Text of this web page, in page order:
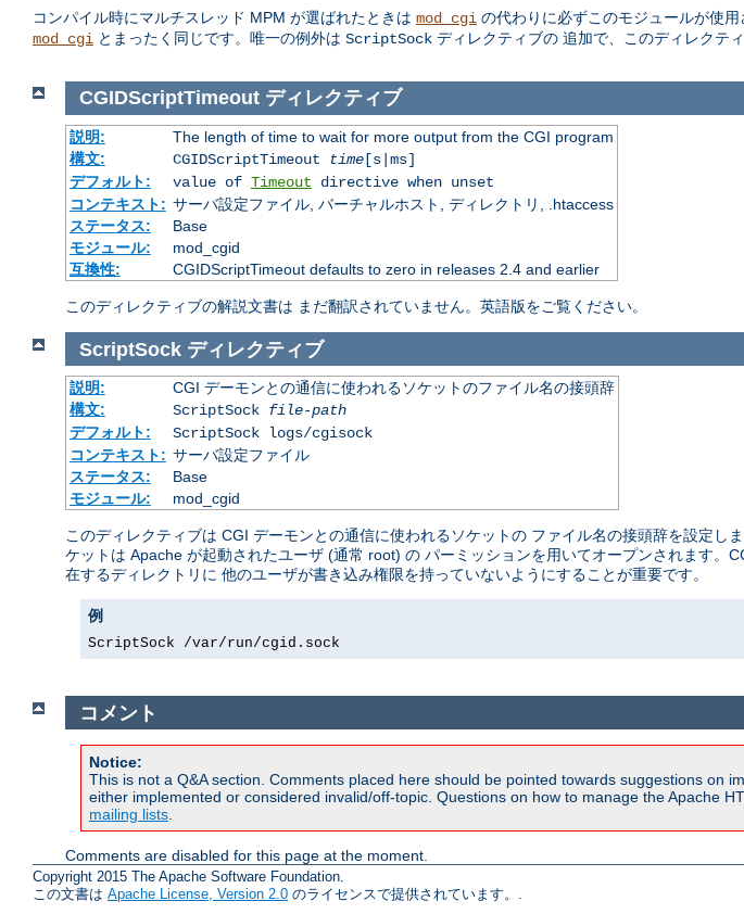
コンパイル時にマルチスレッド MPM が選ばれたときは mod_cgi の代わりに必ずこのモジュールが使
mod_cgi とまったく同じです。唯一の例外は ScriptSock ディレクティブの 追加で、このディレクテ
CGIDScriptTimeout ディレクティブ
説明:
The length of time to wait for more output from the CGI program
構文:
CGIDScriptTimeout time[s|ms]
デフォルト:
value of Timeout directive when unset
コンテキスト: サーバ設定ファイル, バーチャルホスト, ディレクトリ, .htaccess
ステータス:
Base
モジュール:
mod_cgid
互換性:
CGIDScriptTimeout defaults to zero in releases 2.4 and earlier
このディレクティブの解説文書は まだ翻訳されていません。英語版をご覧ください。
ScriptSock ディレクティブ
説明:
CGI デーモンとの通信に使われるソケットのファイル名の接頭辞
構文:
ScriptSock file-path
デフォルト:
ScriptSock logs/cgisock
コンテキスト: サーバ設定ファイル
ステータス:
Base
モジュール:
mod_cgid
このディレクティブは CGI デーモンとの通信に使われるソケットの ファイル名の接頭辞を設定し
ケットは Apache が起動されたユーザ (通常 root) の パーミッションを用いてオープンされます。
在するディレクトリに 他のユーザが書き込み権限を持っていないようにすることが重要です。
例
ScriptSock /var/run/cgid.sock
コメント
Notice:
This is not a Q&A section. Comments placed here should be pointed towards suggestions
either implemented or considered invalid/off-topic. Questions on how to manage the Apache
mailing lists.
Comments are disabled for this page at the moment.
Copyright 2015 The Apache Software Foundation.
この文書は Apache License, Version 2.0 のライセンスで提供されています。.